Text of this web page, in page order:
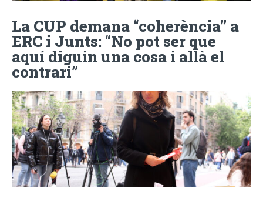
La CUP demana “coherència” a
ERC i Junts: “No pot ser que
aquí diguin una cosa i allà el
contrari”